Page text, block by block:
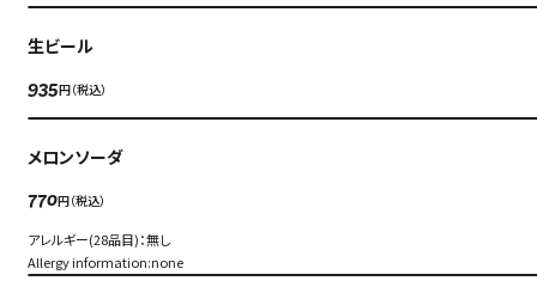
生ビール
935円（税込）
メロンソーダ
770円（税込）
アレルギー(28品目)：無し
Allergy information:none